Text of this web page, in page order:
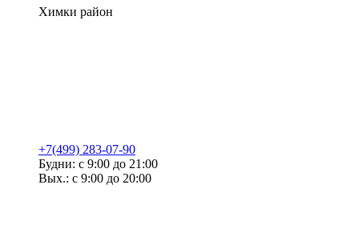
Химки район
+7(499) 283-07-90
Будни: с 9:00 до 21:00
Вых.: с 9:00 до 20:00